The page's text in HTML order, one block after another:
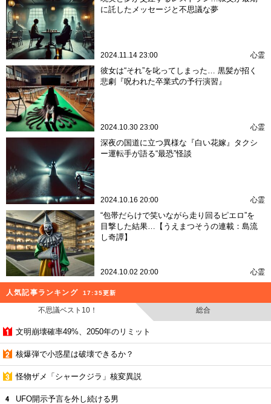
に託したメッセージと不思議な夢
2024.11.14 23:00 心霊
彼女は“それ”を叱ってしまった… 黒髪が招く
悲劇『呪われた卒業式の予行演習』
2024.10.30 23:00 心霊
深夜の国道に立つ異様な『白い花嫁』タクシ
ー運転手が語る“最恐”怪談
2024.10.16 20:00 心霊
“包帯だらけで笑いながら走り回るピエロ”を
目撃した結果…【うえまつそうの連載：島流
し奇譚】
2024.10.02 20:00 心霊
人気記事ランキング 17:35更新
不思議ベスト10！ 総合
文明崩壊確率49%、2050年のリミット
核爆弾で小惑星は破壊できるか？
怪物ザメ「シャークジラ」核変異説
UFO開示予言を外し続ける男